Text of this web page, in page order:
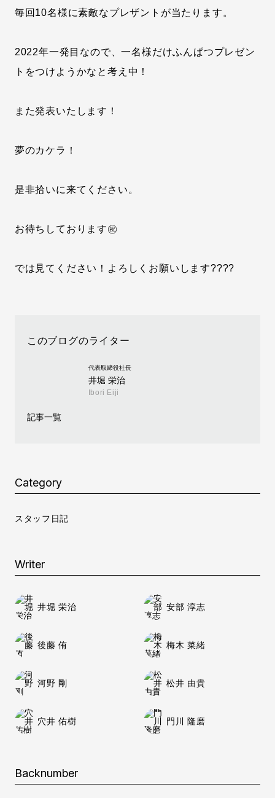
毎回10名様に素敵なプレザントが当たります。
2022年一発目なので、一名様だけふんぱつプレゼン
トをつけようかなと考え中！
また発表いたします！
夢のカケラ！
是非拾いに来てください。
お待ちしております㊗
では見てください！よろしくお願いします????
このブログのライター
代表取締役社長
井堀 栄治
Ibori Eiji
記事一覧
Category
スタッフ日記
Writer
井堀 栄治 安部 淳志
後藤 侑 梅木 菜緒
河野 剛 松井 由貴
穴井 佑樹 門川 隆磨
Backnumber